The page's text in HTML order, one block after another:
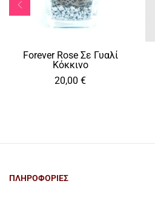
Forever Rose Σε Γυαλί
Κόκκινο
20,00 €
ΠΛΗΡΟΦΟΡΙΕΣ